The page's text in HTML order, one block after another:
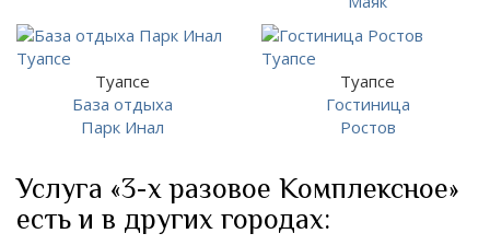
Туапсе
База отдыха
Парк Инал
Туапсе
Гостиница
Ростов
Услуга «3-х разовое Комплексное»
есть и в других городах: